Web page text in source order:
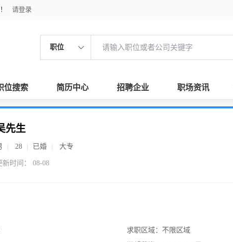
请登录
职位
位搜索 简历中心 招聘企业 职场资讯
先生
28 已婚 大专
新时间： 08-08
求职区域： 不限区域